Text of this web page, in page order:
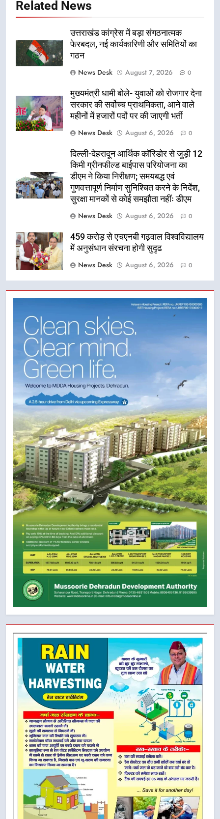
Related News
उत्तराखंड कांग्रेस में बड़ा संगठनात्मक
फेरबदल, नई कार्यकारिणी और समितियों का
गठन
News Desk
August 7, 2026 0
मुख्यमंत्री धामी बोले- युवाओं को रोजगार देना
सरकार की सर्वोच्च प्राथमिकता, आने वाले
महीनों में हजारों पदों पर की जाएगी भर्ती
News Desk
August 6, 2026 0
दिल्ली-देहरादून आर्थिक कॉरिडोर से जुड़ी 12
किमी ग्रीनफील्ड बाईपास परियोजना का
डीएम ने किया निरीक्षण; समयबद्ध एवं
गुणवत्तापूर्ण निर्माण सुनिश्चित करने के निर्देश,
सुरक्षा मानकों से कोई समझौता नहींः डीएम
News Desk
August 6, 2026 0
459 करोड़ से एचएनबी गढ़वाल विश्वविद्यालय
में अनुसंधान संरचना होगी सुदृढ
News Desk
August 6, 2026 0